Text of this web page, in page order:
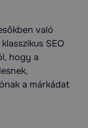
való
SEO
hogy a
a márkádat